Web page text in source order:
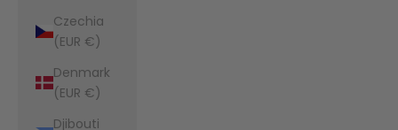
Czechia
(EUR €)
Denmark
(EUR €)
Djibouti